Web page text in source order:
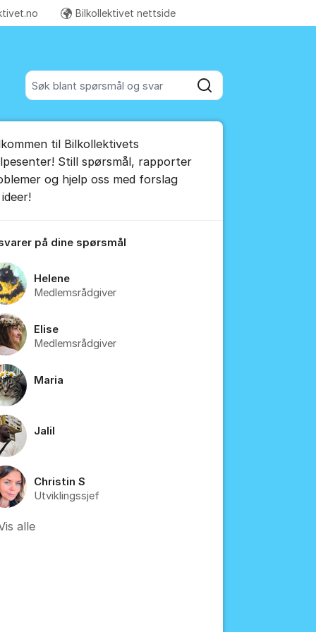
Søk blant alle innlegg
Søk
Bilkollektivet nettsideFlere supportlenker
kommentar
for innlegg/kommentarer
for innlegg/kommentarer
til Bilkollektivets
Still spørsmål, rapporter
og hjelp oss med forslag
på dine spørsmål
Helene
Medlemsrådgiver
Elise
Medlemsrådgiver
Maria
Jalil
Christin S
Utviklingssjef
alle